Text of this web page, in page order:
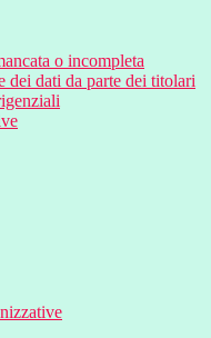
o incompleta
dei dati da parte dei titolari